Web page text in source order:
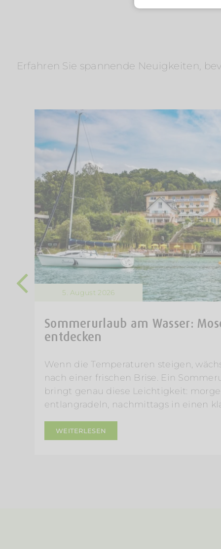
Erfahren Sie spannende Neuigkeiten,
5. August 2026
Sommerurlaub am Wasser:
entdecken
Wenn die Temperaturen steigen,
nach einer frischen Brise. Ein
bringt genau diese Leichtigkeit:
entlangradeln, nachmittags in einen
WEITERLESEN